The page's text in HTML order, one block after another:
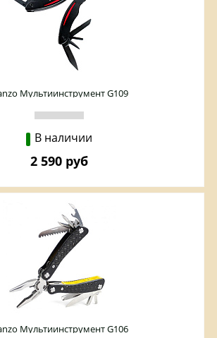
Мультиинструмент G109
В наличии
2 590 руб
Мультиинструмент G106